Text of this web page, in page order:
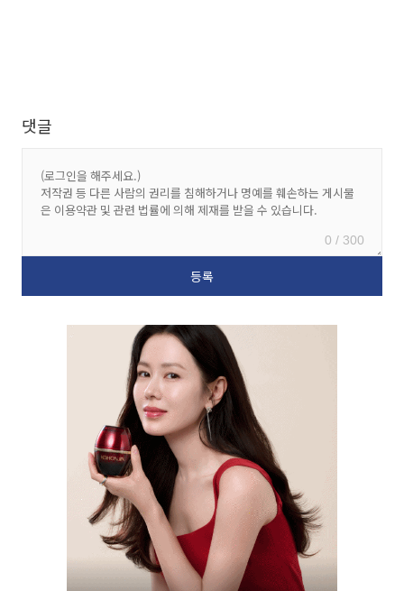
댓글
0 / 300